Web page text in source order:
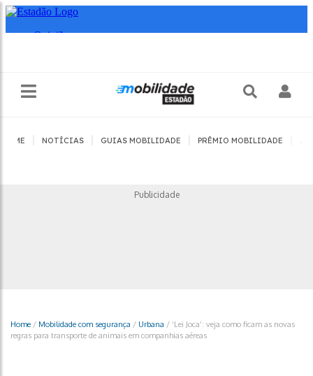
HOME NOTÍCIAS GUIAS MOBILIDADE PRÊMIO MOBILIDADE
Publicidade
Home / Mobilidade com segurança / Urbana / ‘Lei Joca’: veja como ficam as novas
regras para transporte de animais em companhias aéreas